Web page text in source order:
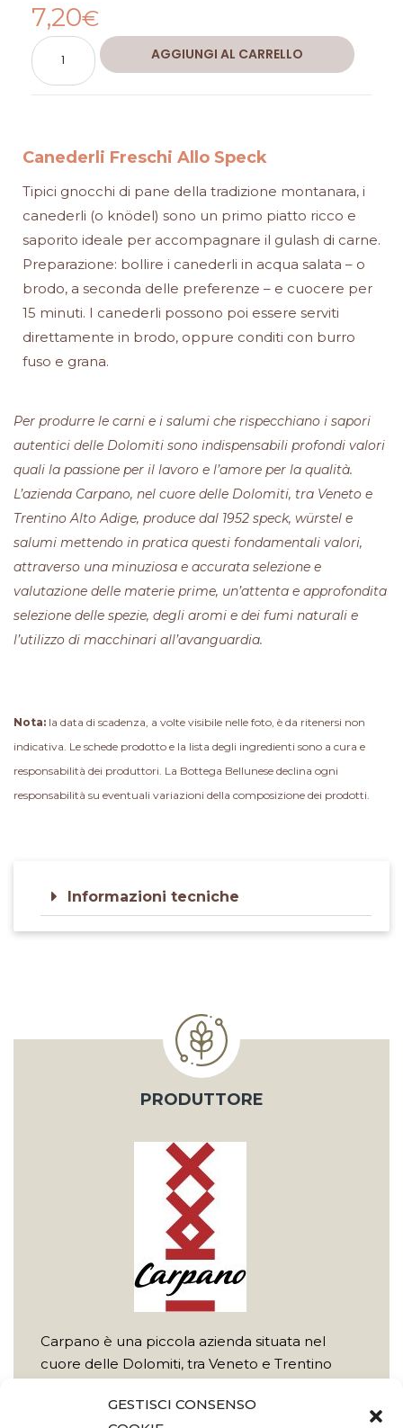
GESTISCI CONSENSO
5
7,20€
Canederli
Freschi
Allo
AGGIUNGI AL CARRELLO
Alternative:
Canederli Freschi Allo Speck
Tipici gnocchi di pane della tradizione montanara, i
canederli (o knödel) sono un primo piatto ricco e
saporito ideale per accompagnare il gulash di carne.
Preparazione: bollire i canederli in acqua salata – o
brodo, a seconda delle preferenze – e cuocere per
15 minuti. I canederli possono poi essere serviti
direttamente in brodo, oppure conditi con burro
fuso e grana.
Per produrre le carni e i salumi che rispecchiano i sapori
autentici delle Dolomiti sono indispensabili profondi valori
quali la passione per il lavoro e l’amore per la qualità.
L’azienda Carpano, nel cuore delle Dolomiti, tra Veneto e
Trentino Alto Adige, produce dal 1952 speck, würstel e
salumi mettendo in pratica questi fondamentali valori,
attraverso una minuziosa e accurata selezione e
valutazione delle materie prime, un’attenta e approfondita
selezione delle spezie, degli aromi e dei fumi naturali e
l’utilizzo di macchinari all’avanguardia.
Nota: la data di scadenza, a volte visibile nelle foto, è da ritenersi non
indicativa. Le schede prodotto e la lista degli ingredienti sono a cura e
responsabilità dei produttori. La Bottega Bellunese declina ogni
responsabilità su eventuali variazioni della composizione dei prodotti.
Informazioni tecniche
PRODUTTORE
Carpano è una piccola azienda situata nel
cuore delle Dolomiti, tra Veneto e Trentino
salumi seguendo le tradizioni della cultura